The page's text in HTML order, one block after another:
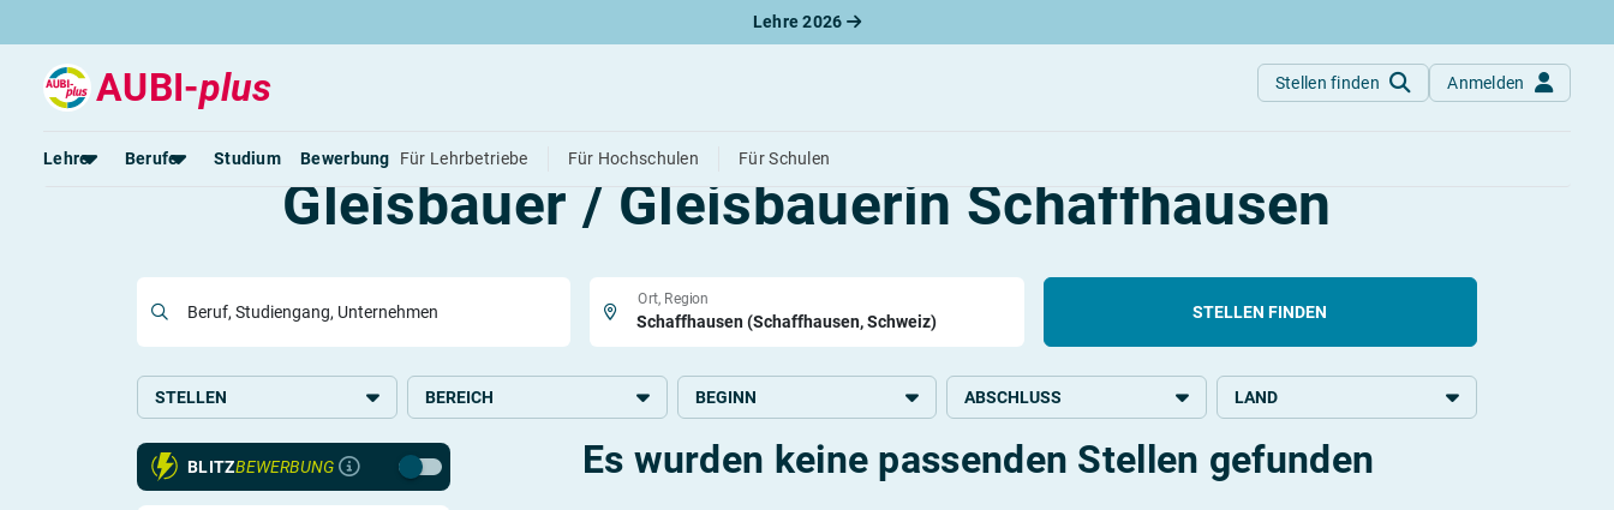
Lehre 2026
AUBI-plus Stellen finden Anmelden
Lehre
Lehrstellen 2026
Alle Städte von A-Z
Lass dich finden
Berufe
Beliebte Berufe in der Schweiz
Berufe in der Schweiz
Alle Lehrberufe
Studium Bewerbung Für Lehrbetriebe Für Hochschulen Für Schulen
Freie Lehrstellen
Gleisbauer / Gleisbauerin Schaffhausen
Beruf, Studiengang, Unternehmen
Ort, Region
STELLEN FINDEN
STELLEN BEREICH BEGINN ABSCHLUSS LAND
BLITZBEWERBUNG Es wurden keine passenden Stellen gefunden